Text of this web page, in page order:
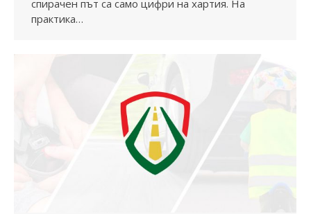
спирачен път са само цифри на хартия. На
практика…